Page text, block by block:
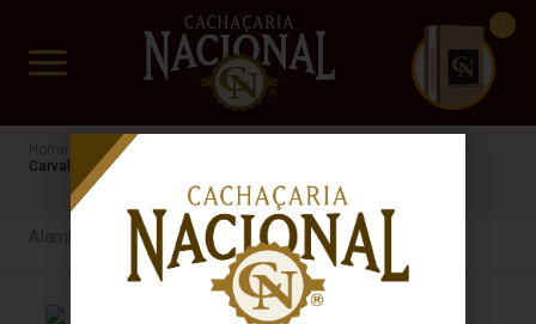
www.cachacarianacional.com.br
CUIDADO FRÁGIL
Cachaça
Carvalho Americano
Alambique Artesanal